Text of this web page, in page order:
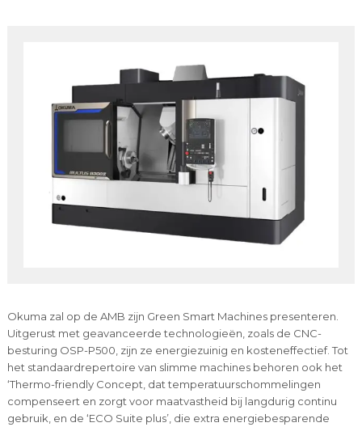
Okuma zal op de AMB zijn Green Smart Machines presenteren.
Uitgerust met geavanceerde technologieën, zoals de CNC-
besturing OSP-P500, zijn ze energiezuinig en kosteneffectief. Tot
het standaardrepertoire van slimme machines behoren ook het
‘Thermo-friendly Concept, dat temperatuurschommelingen
compenseert en zorgt voor maatvastheid bij langdurig continu
gebruik, en de ‘ECO Suite plus’, die extra energiebesparende